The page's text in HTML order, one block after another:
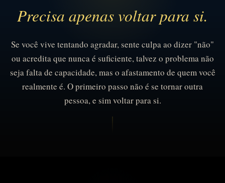
Precisa apenas voltar para si.
Se você vive tentando agradar, sente culpa ao dizer "não"
ou acredita que nunca é suficiente, talvez o problema não
seja falta de capacidade, mas o afastamento de quem você
realmente é. O primeiro passo não é se tornar outra
pessoa, e sim voltar para si.